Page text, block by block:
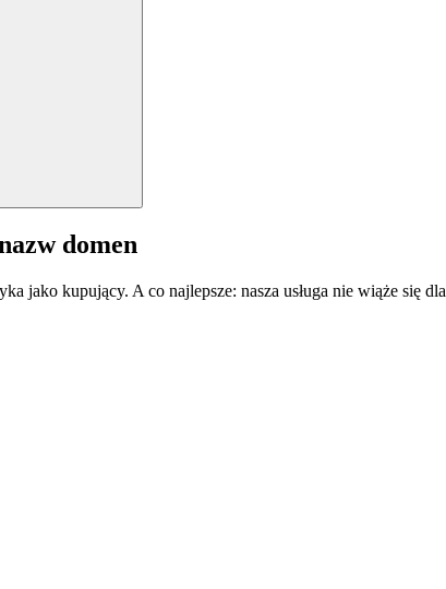
domen
jako kupujący. A co najlepsze: nasza usługa nie wiąże się